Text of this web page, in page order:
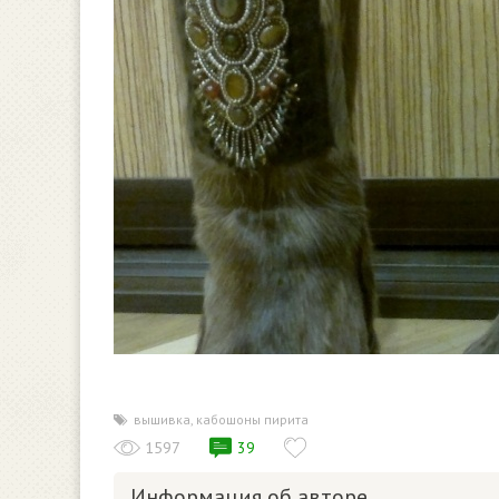
вышивка кабошоны пирита
1597 39